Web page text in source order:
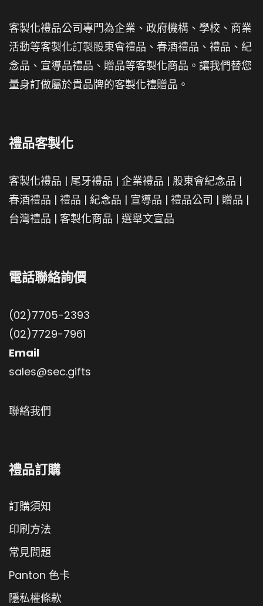
客製化禮品公司專門為企業、政府機構、學校、商業
活動等客製化訂製股東會禮品、春酒禮品、禮品、紀
念品、宣導品禮品、贈品等客製化商品。讓我們替您
量身訂做屬於貴品牌的客製化禮贈品。
禮品客製化
客製化禮品 | 尾牙禮品 | 企業禮品 | 股東會紀念品 |
春酒禮品 | 禮品 | 紀念品 | 宣導品 | 禮品公司 | 贈品 |
台灣禮品 | 客製化商品 | 選舉文宣品
電話聯絡詢價
(02)7705-2393
(02)7729-7961
Email
sales@sec.gifts
聯絡我們
禮品訂購
訂購須知
印刷方法
常見問題
Panton 色卡
隱私權條款